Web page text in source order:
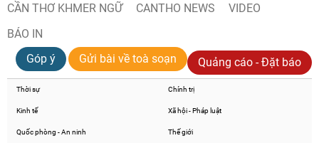
CẦN THƠ KHMER NGỮ CANTHO NEWS
VIDEO
BÁO IN
Góp ý
Gửi bài về toà soạn Quảng cáo - Đặt báo
Thời sự Chính trị
Kinh tế Xã hội - Pháp luật
Quốc phòng - An ninh Thế giới